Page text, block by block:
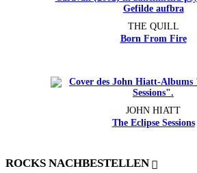
THE QUILL
Born From Fire
JOHN HIATT
The Eclipse Sessions
ROCKS NACHBESTELLEN